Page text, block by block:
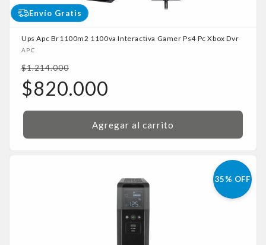
Envío Gratis
Ups Apc Br1100m2 1100va Interactiva Gamer Ps4 Pc Xbox Dvr
Proveedor:
APC
Precio
habitual
$1.214.000
Precio
de
oferta
$820.000
Agregar al carrito
35% OFF